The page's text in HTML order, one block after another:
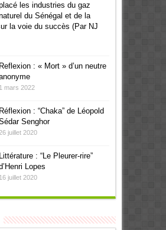
les industries du gaz
du Sénégal et de la
la voie du succès (Par NJ
Reflexion : « Mort » d’un neutre
1 mars 2022
Réflexion : “Chaka” de Léopold
Senghor
26 juillet 2020
Littérature : “Le Pleurer-rire”
Lopes
16 juillet 2020